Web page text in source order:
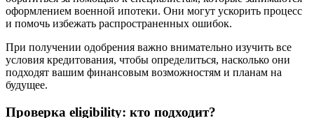
оформлением военной ипотеки. Они могут ускорить процесс
и помочь избежать распространенных ошибок.
При получении одобрения важно внимательно изучить все
условия кредитования, чтобы определиться, насколько они
подходят вашим финансовым возможностям и планам на
будущее.
Проверка eligibility: кто подходит?